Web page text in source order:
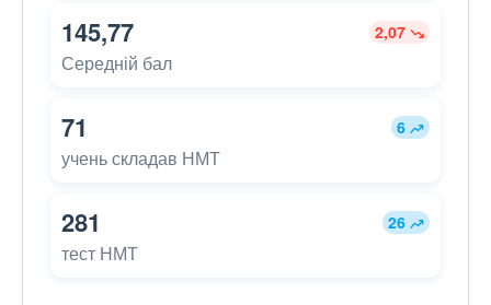
145,77 2,07
Середній бал
71 6
учень складав НМТ
281 26
тест НМТ